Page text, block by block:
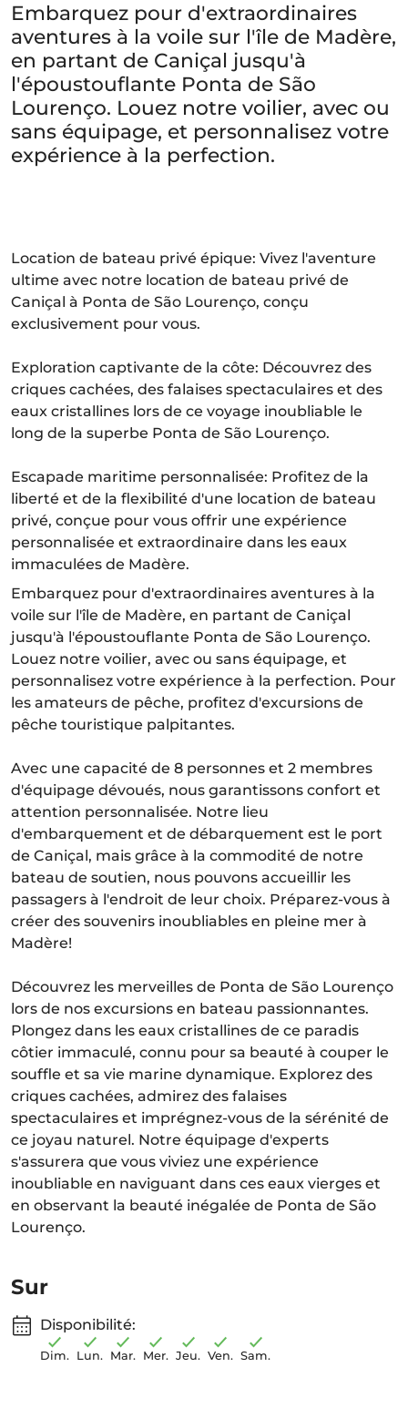
Embarquez pour d'extraordinaires
aventures à la voile sur l'île de Madère,
en partant de Caniçal jusqu'à
l'époustouflante Ponta de São
Lourenço. Louez notre voilier, avec ou
sans équipage, et personnalisez votre
expérience à la perfection.
Location de bateau privé épique: Vivez l'aventure
ultime avec notre location de bateau privé de
Caniçal à Ponta de São Lourenço, conçu
exclusivement pour vous.
Exploration captivante de la côte: Découvrez des
criques cachées, des falaises spectaculaires et des
eaux cristallines lors de ce voyage inoubliable le
long de la superbe Ponta de São Lourenço.
Escapade maritime personnalisée: Profitez de la
liberté et de la flexibilité d'une location de bateau
privé, conçue pour vous offrir une expérience
personnalisée et extraordinaire dans les eaux
immaculées de Madère.
Embarquez pour d'extraordinaires aventures à la
voile sur l'île de Madère, en partant de Caniçal
jusqu'à l'époustouflante Ponta de São Lourenço.
Louez notre voilier, avec ou sans équipage, et
personnalisez votre expérience à la perfection. Pour
les amateurs de pêche, profitez d'excursions de
pêche touristique palpitantes.
Avec une capacité de 8 personnes et 2 membres
d'équipage dévoués, nous garantissons confort et
attention personnalisée. Notre lieu
d'embarquement et de débarquement est le port
de Caniçal, mais grâce à la commodité de notre
bateau de soutien, nous pouvons accueillir les
passagers à l'endroit de leur choix. Préparez-vous à
créer des souvenirs inoubliables en pleine mer à
Madère!
Découvrez les merveilles de Ponta de São Lourenço
lors de nos excursions en bateau passionnantes.
Plongez dans les eaux cristallines de ce paradis
côtier immaculé, connu pour sa beauté à couper le
souffle et sa vie marine dynamique. Explorez des
criques cachées, admirez des falaises
spectaculaires et imprégnez-vous de la sérénité de
ce joyau naturel. Notre équipage d'experts
s'assurera que vous viviez une expérience
inoubliable en naviguant dans ces eaux vierges et
en observant la beauté inégalée de Ponta de São
Lourenço.
Sur
Disponibilité:
Dim. Lun. Mar. Mer. Jeu. Ven. Sam.